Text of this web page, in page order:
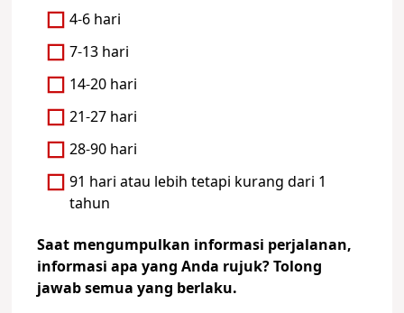
4-6 hari
7-13 hari
14-20 hari
21-27 hari
28-90 hari
91 hari atau lebih tetapi kurang dari 1
tahun
Saat mengumpulkan informasi perjalanan,
informasi apa yang Anda rujuk? Tolong
jawab semua yang berlaku.